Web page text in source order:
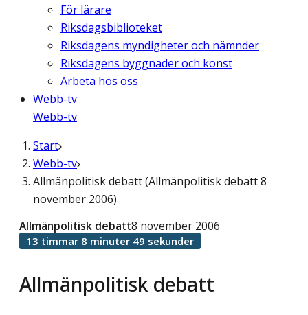
För lärare
Riksdagsbiblioteket
Riksdagens myndigheter och nämnder
Riksdagens byggnader och konst
Arbeta hos oss
Webb-tv
Webb-tv
Start
Webb-tv
Allmänpolitisk debatt (Allmänpolitisk debatt 8
november 2006)
Allmänpolitisk debatt
Allmänpolitisk debatt8 november 2006
13 timmar 8 minuter 49 sekunder